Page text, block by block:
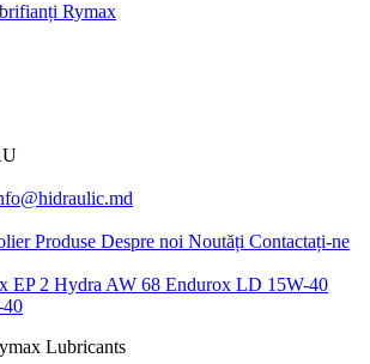
Rymax
Produse Despre noi Noutăți Contactați-ne
EP 2 Hydra AW 68 Endurox LD 15W-40
Lubricants